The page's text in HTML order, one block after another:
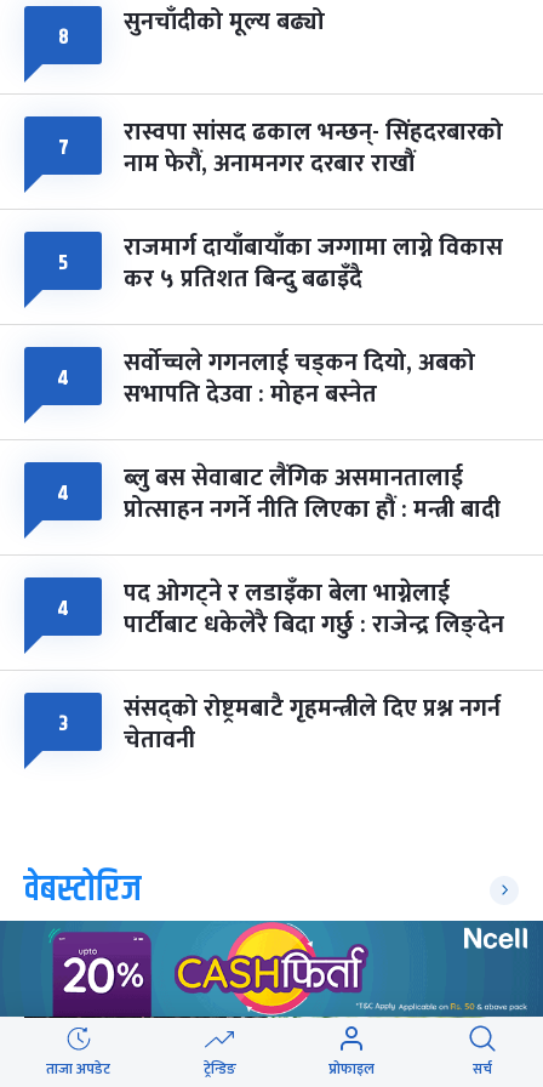
८ फागुपूर्णिमा
८ सुनचाँदीको मूल्य बढ्यो
७ रास्वपा सांसद ढकाल भन्छन्- सिंहदरबारको
नाम फेरौं, अनामनगर दरबार राखौं
५ राजमार्ग दायाँबायाँका जग्गामा लाग्ने विकास
कर ५ प्रतिशत बिन्दु बढाइँदै
४ सर्वोच्चले गगनलाई चड्कन दियो, अबको
सभापति देउवा : मोहन बस्नेत
४ ब्लु बस सेवाबाट लैंगिक असमानतालाई
प्रोत्साहन नगर्ने नीति लिएका हौं : मन्त्री बादी
४ पद ओगट्ने र लडाइँका बेला भाग्नेलाई
पार्टीबाट धकेलेरै बिदा गर्छु : राजेन्द्र लिङ्देन
३ संसद्को रोष्ट्रमबाटै गृहमन्त्रीले दिए प्रश्न नगर्न
चेतावनी
वेबस्टोरिज
ताजा अपडेट ट्रेन्डिङ प्रोफाइल सर्च